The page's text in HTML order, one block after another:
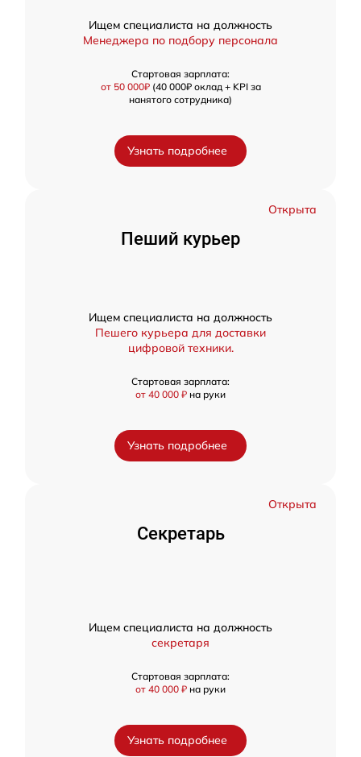
Ищем специалиста на должность
Менеджера по подбору персонала
Стартовая зарплата:
от 50 000₽(40 000₽ оклад + KPI за
нанятого сотрудника)
Узнать подробнее
Открыта
Пеший курьер
Ищем специалиста на должность
Пешего курьера для доставки
цифровой техники.
Стартовая зарплата:
от 40 000 ₽ на руки
Узнать подробнее
Открыта
Секретарь
Ищем специалиста на должность
секретаря
Стартовая зарплата:
от 40 000 ₽ на руки
Узнать подробнее